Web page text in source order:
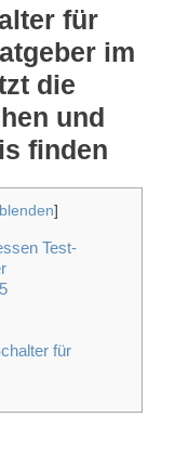
für
im
die
und
finden
]
Test-
für